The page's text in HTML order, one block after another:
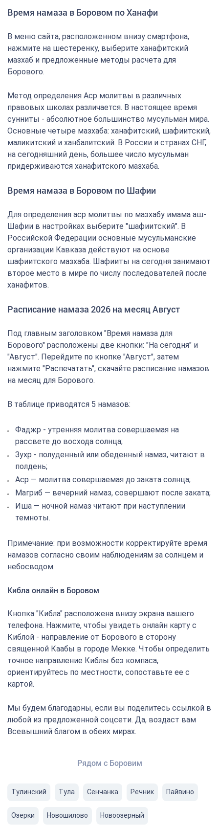
Время намаза в Боровом по Ханафи
В меню сайта, расположенном внизу смартфона,
нажмите на шестеренку, выберите ханафитский
мазхаб и предложенные методы расчета для
Борового.
Метод определения Аср молитвы в различных
правовых школах различается. В настоящее время
сунниты - абсолютное большинство мусульман мира.
Основные четыре мазхаба: ханафитский, шафиитский,
маликитский и ханбалитский. В России и странах СНГ,
на сегодняшний день, большее число мусульман
придерживаются ханафитского мазхаба.
Время намаза в Боровом по Шафии
Для определения аср молитвы по мазхабу имама аш-
Шафии в настройках выберите "шафиитский". В
Российской Федерации основные мусульманские
организации Кавказа действуют на основе
шафиитского мазхаба. Шафииты на сегодня занимают
второе место в мире по числу последователей после
ханафитов.
Расписание намаза 2026 на месяц Август
Под главным заголовком "Время намаза для
Борового" расположены две кнопки: "На сегодня" и
"Август". Перейдите по кнопке "Август", затем
нажмите "Распечатать", скачайте расписание намазов
на месяц для Борового.
В таблице приводятся 5 намазов:
Фаджр - утренняя молитва совершаемая на
рассвете до восхода солнца;
Зухр - полуденный или обеденный намаз, читают в
полдень;
Аср — молитва совершаемая до заката солнца;
Магриб — вечерний намаз, совершают после заката;
Иша — ночной намаз читают при наступлении
темноты.
Примечание: при возможности корректируйте время
намазов согласно своим наблюдениям за солнцем и
небосводом.
Кибла онлайн в Боровом
Кнопка "Кибла" расположена внизу экрана вашего
телефона. Нажмите, чтобы увидеть онлайн карту с
Киблой - направление от Борового в сторону
священной Каабы в городе Мекке. Чтобы определить
точное направление Киблы без компаса,
ориентируйтесь по местности, сопоставьте ее с
картой.
Мы будем благодарны, если вы поделитесь ссылкой в
любой из предложенной соцсети. Да, воздаст вам
Всевышний благом в обеих мирах.
Рядом с Боровим
Тулинский Тула Сенчанка Речник Пайвино
Озерки Новошилово Новоозерный